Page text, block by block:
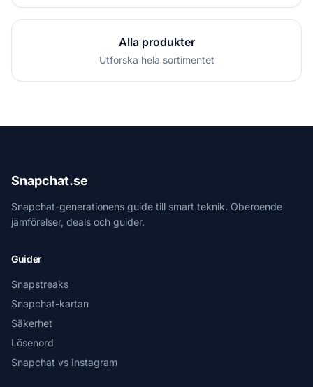
Alla produkter
Utforska hela sortimentet
Snapchat.se
Snapchat-generationens guide till smart teknik. Oberoende
jämförelser, deals och guider.
Guider
Snapstreaks
Snapchat-kartan
Säkerhet
Lösenord
Snapchat vs Instagram